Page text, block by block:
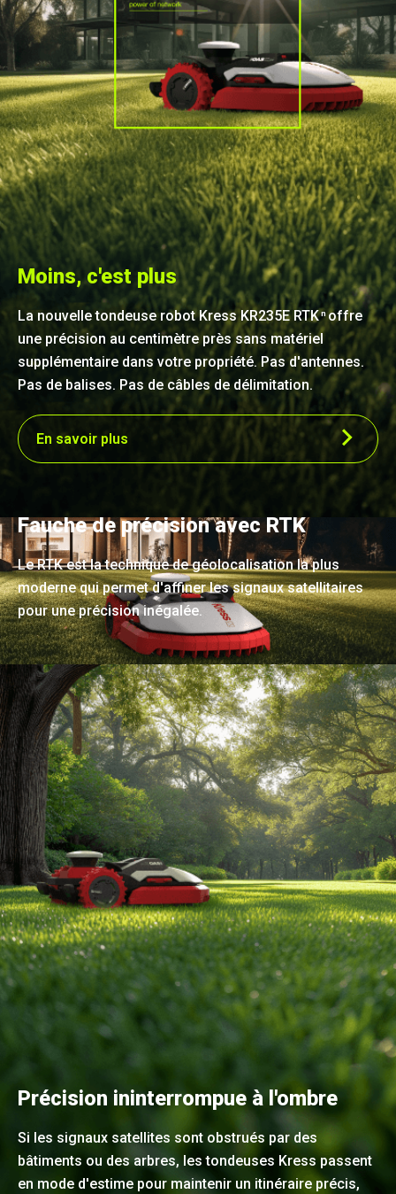
Moins, c'est plus
La nouvelle tondeuse robot Kress KR235E RTK noffre
une précision au centimètre près sans matériel
supplémentaire dans votre propriété. Pas d'antennes.
Pas de balises. Pas de câbles de délimitation.
En savoir plus
Fauche de précision avec RTK
Le RTK est la technique de géolocalisation la plus
moderne qui permet d'affiner les signaux satellitaires
pour une précision inégalée.
Précision ininterrompue à l'ombre
Si les signaux satellites sont obstrués par des
bâtiments ou des arbres, les tondeuses Kress passent
en mode d'estime pour maintenir un itinéraire précis,